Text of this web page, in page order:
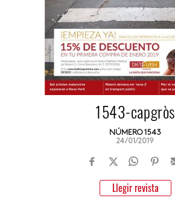
1543-capgròs
NÚMERO 1543
24/01/2019
Llegir revista